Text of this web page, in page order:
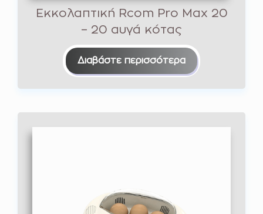
Εκκολαπτική Rcom Pro Max 20
– 20 αυγά κότας
Διαβάστε περισσότερα